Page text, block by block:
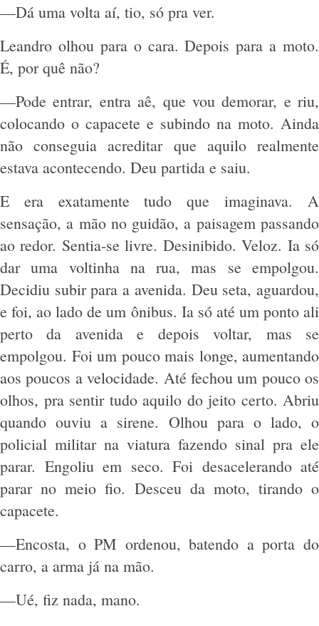
—Dá uma volta aí, tio, só pra ver.
Leandro olhou para o cara. Depois para a moto.
É, por quê não?
—Pode entrar, entra aê, que vou demorar, e riu,
colocando o capacete e subindo na moto. Ainda
não conseguia acreditar que aquilo realmente
estava acontecendo. Deu partida e saiu.
E era exatamente tudo que imaginava. A
sensação, a mão no guidão, a paisagem passando
ao redor. Sentia-se livre. Desinibido. Veloz. Ia só
dar uma voltinha na rua, mas se empolgou.
Decidiu subir para a avenida. Deu seta, aguardou,
e foi, ao lado de um ônibus. Ia só até um ponto ali
perto da avenida e depois voltar, mas se
empolgou. Foi um pouco mais longe, aumentando
aos poucos a velocidade. Até fechou um pouco os
olhos, pra sentir tudo aquilo do jeito certo. Abriu
quando ouviu a sirene. Olhou para o lado, o
policial militar na viatura fazendo sinal pra ele
parar. Engoliu em seco. Foi desacelerando até
parar no meio fio. Desceu da moto, tirando o
capacete.
—Encosta, o PM ordenou, batendo a porta do
carro, a arma já na mão.
—Ué, fiz nada, mano.